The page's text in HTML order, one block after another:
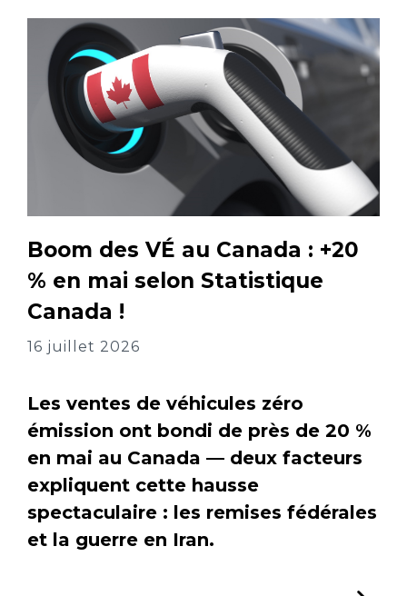
Boom des VÉ au Canada : +20
% en mai selon Statistique
Canada !
16 juillet 2026
Les ventes de véhicules zéro
émission ont bondi de près de 20 %
en mai au Canada — deux facteurs
expliquent cette hausse
spectaculaire : les remises fédérales
et la guerre en Iran.